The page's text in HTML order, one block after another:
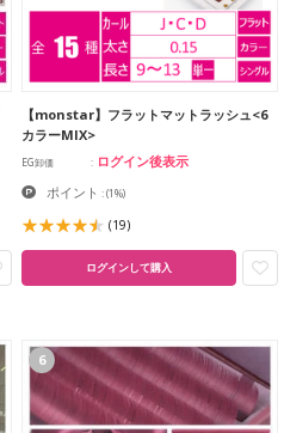
【monstar】フラットマットラッシュ<6
カラーMIX>
EG卸価 ログイン後表示
ポイント :(1%)
(19)
ログインして購入
6